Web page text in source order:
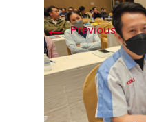
←Previous